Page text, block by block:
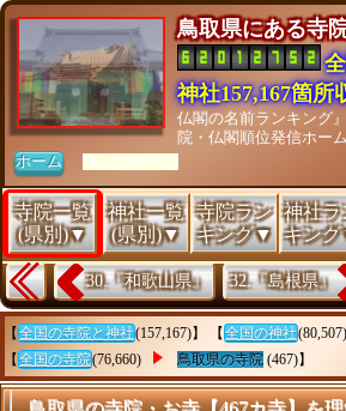
鳥取県にある寺
神社157,167箇所
仏閣の名前ランキング
院・仏閣順位発信ホー
ホーム
[As of 26/07/28]
寺院一覧
(県別)▼
神社一覧
(県別)▼
寺院ラン
キング▼
神社ラ
キン
30.『和歌山県』 32.『島根県』
【 全国の寺院と神社(157,167)】 【 全国の神社(80,507)
【 全国の寺院(76,660) 鳥取県の寺院 (467)】